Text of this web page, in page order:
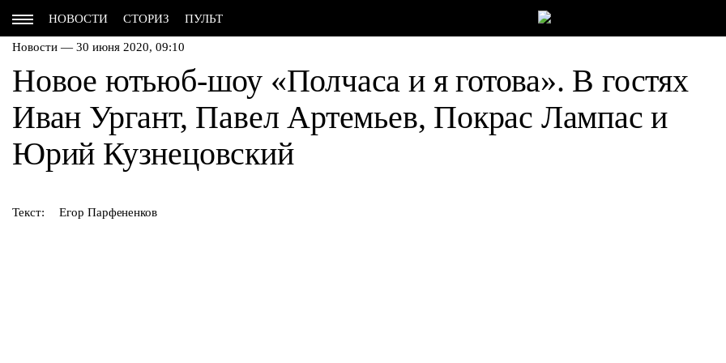
НОВОСТИ СТОРИЗ ПУЛЬТ
Новости — 30 июня 2020, 09:10
Новое ютьюб-шоу «Полчаса и я готова». В гостях
Иван Ургант, Павел Артемьев, Покрас Лампас и
Юрий Кузнецовский
Текст: Егор Парфененков